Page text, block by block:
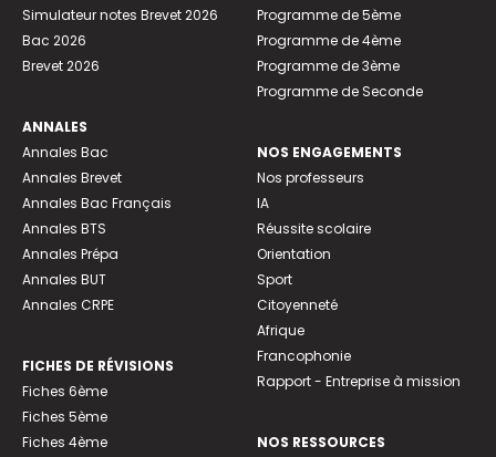
Simulateur notes Brevet 2026
Bac 2026
Brevet 2026
ANNALES
Annales Bac
Annales Brevet
Annales Bac Français
Annales BTS
Annales Prépa
Annales BUT
Annales CRPE
FICHES DE RÉVISIONS
Fiches 6ème
Fiches 5ème
Fiches 4ème
Programme de 5ème
Programme de 4ème
Programme de 3ème
Programme de Seconde
NOS ENGAGEMENTS
Nos professeurs
IA
Réussite scolaire
Orientation
Sport
Citoyenneté
Afrique
Francophonie
Rapport - Entreprise à mission
NOS RESSOURCES